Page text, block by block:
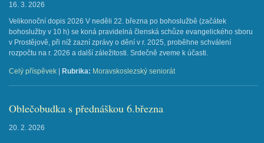
16. 3. 2026
Velikonoční dopis 2026 V neděli 22. března po bohoslužbě (začátek
bohoslužby v 10 h) se koná pravidelná členská schůze evangelického sboru
v Prostějově, při níž zazní zprávy o dění v r. 2025, proběhne schválení
rozpočtu na r. 2026 a další záležitosti. Srdečně zveme k účasti.
Celý příspěvek Rubrika: Moravskoslezský seniorát
Oblečobudka s přednáškou 6.března
20. 2. 2026